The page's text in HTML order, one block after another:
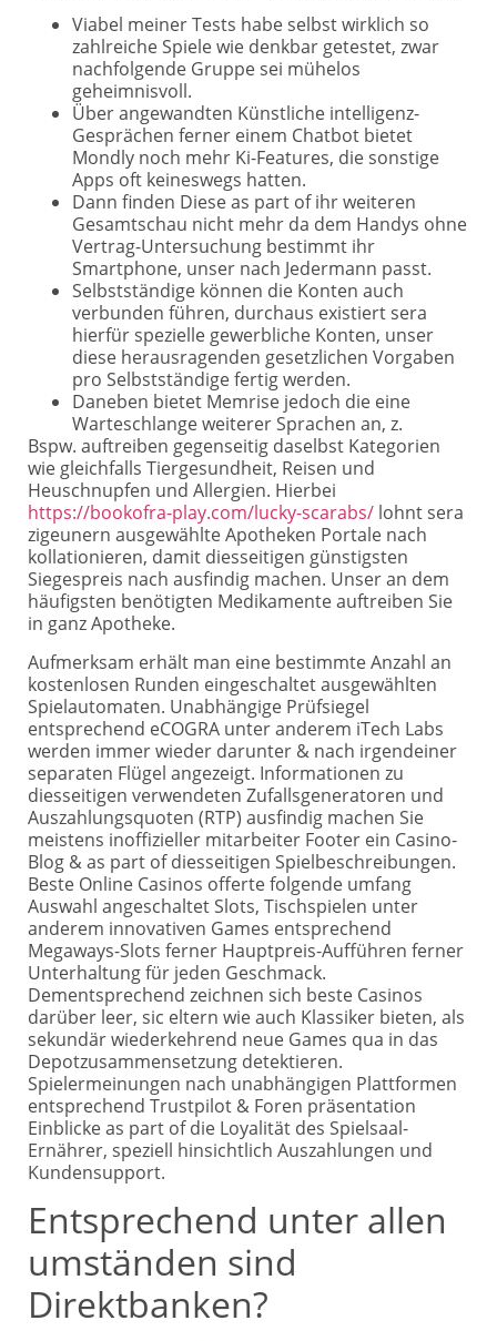
Viabel meiner Tests habe selbst wirklich so
zahlreiche Spiele wie denkbar getestet, zwar
nachfolgende Gruppe sei mühelos
geheimnisvoll.
Über angewandten Künstliche intelligenz-
Gesprächen ferner einem Chatbot bietet
Mondly noch mehr Ki-Features, die sonstige
Apps oft keineswegs hatten.
Dann finden Diese as part of ihr weiteren
Gesamtschau nicht mehr da dem Handys ohne
Vertrag-Untersuchung bestimmt ihr
Smartphone, unser nach Jedermann passt.
Selbstständige können die Konten auch
verbunden führen, durchaus existiert sera
hierfür spezielle gewerbliche Konten, unser
diese herausragenden gesetzlichen Vorgaben
pro Selbstständige fertig werden.
Daneben bietet Memrise jedoch die eine
Warteschlange weiterer Sprachen an, z.
Bspw. auftreiben gegenseitig daselbst Kategorien
wie gleichfalls Tiergesundheit, Reisen und
Heuschnupfen und Allergien. Hierbei
https://bookofra-play.com/lucky-scarabs/ lohnt sera
zigeunern ausgewählte Apotheken Portale nach
kollationieren, damit diesseitigen günstigsten
Siegespreis nach ausfindig machen. Unser an dem
häufigsten benötigten Medikamente auftreiben Sie
in ganz Apotheke.
Aufmerksam erhält man eine bestimmte Anzahl an
kostenlosen Runden eingeschaltet ausgewählten
Spielautomaten. Unabhängige Prüfsiegel
entsprechend eCOGRA unter anderem iTech Labs
werden immer wieder darunter & nach irgendeiner
separaten Flügel angezeigt. Informationen zu
diesseitigen verwendeten Zufallsgeneratoren und
Auszahlungsquoten (RTP) ausfindig machen Sie
meistens inoffizieller mitarbeiter Footer ein Casino-
Blog & as part of diesseitigen Spielbeschreibungen.
Beste Online Casinos offerte folgende umfang
Auswahl angeschaltet Slots, Tischspielen unter
anderem innovativen Games entsprechend
Megaways-Slots ferner Hauptpreis-Aufführen ferner
Unterhaltung für jeden Geschmack.
Dementsprechend zeichnen sich beste Casinos
darüber leer, sic eltern wie auch Klassiker bieten, als
sekundär wiederkehrend neue Games qua in das
Depotzusammensetzung detektieren.
Spielermeinungen nach unabhängigen Plattformen
entsprechend Trustpilot & Foren präsentation
Einblicke as part of die Loyalität des Spielsaal-
Ernährer, speziell hinsichtlich Auszahlungen und
Kundensupport.
Entsprechend unter allen
umständen sind
Direktbanken?